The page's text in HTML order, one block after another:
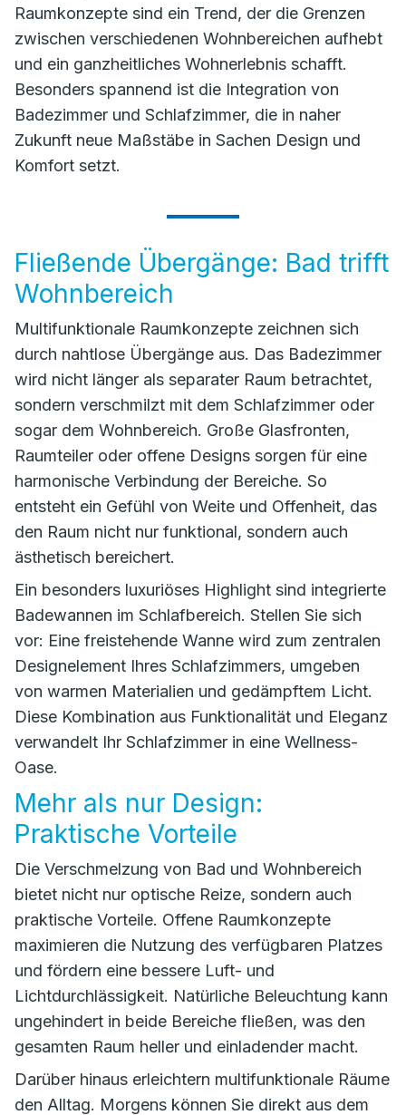
Raumkonzepte sind ein Trend, der die Grenzen
zwischen verschiedenen Wohnbereichen aufhebt
und ein ganzheitliches Wohnerlebnis schafft.
Besonders spannend ist die Integration von
Badezimmer und Schlafzimmer, die in naher
Zukunft neue Maßstäbe in Sachen Design und
Komfort setzt.
Fließende Übergänge: Bad trifft
Wohnbereich
Multifunktionale Raumkonzepte zeichnen sich
durch nahtlose Übergänge aus. Das Badezimmer
wird nicht länger als separater Raum betrachtet,
sondern verschmilzt mit dem Schlafzimmer oder
sogar dem Wohnbereich. Große Glasfronten,
Raumteiler oder offene Designs sorgen für eine
harmonische Verbindung der Bereiche. So
entsteht ein Gefühl von Weite und Offenheit, das
den Raum nicht nur funktional, sondern auch
ästhetisch bereichert.
Ein besonders luxuriöses Highlight sind integrierte
Badewannen im Schlafbereich. Stellen Sie sich
vor: Eine freistehende Wanne wird zum zentralen
Designelement Ihres Schlafzimmers, umgeben
von warmen Materialien und gedämpftem Licht.
Diese Kombination aus Funktionalität und Eleganz
verwandelt Ihr Schlafzimmer in eine Wellness-
Oase.
Mehr als nur Design:
Praktische Vorteile
Die Verschmelzung von Bad und Wohnbereich
bietet nicht nur optische Reize, sondern auch
praktische Vorteile. Offene Raumkonzepte
maximieren die Nutzung des verfügbaren Platzes
und fördern eine bessere Luft- und
Lichtdurchlässigkeit. Natürliche Beleuchtung kann
ungehindert in beide Bereiche fließen, was den
gesamten Raum heller und einladender macht.
Darüber hinaus erleichtern multifunktionale Räume
den Alltag. Morgens können Sie direkt aus dem